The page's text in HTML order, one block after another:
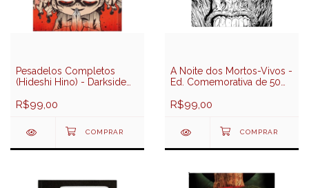
Pesadelos Completos
(Hideshi Hino) - Darkside
R$99,00
A Noite dos Mortos-Vivos -
Ed. Comemorativa de 50
Darkside Books
R$99,00